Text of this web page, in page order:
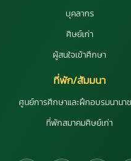
บุคลากร
ศิษย์เก่า
ผู้สนใจเข้าศึกษา
ที่พัก/สัมมนา
ศูนย์การศึกษาและฝึกอบรมนานา
ที่พักสมาคมศิษย์เก่า